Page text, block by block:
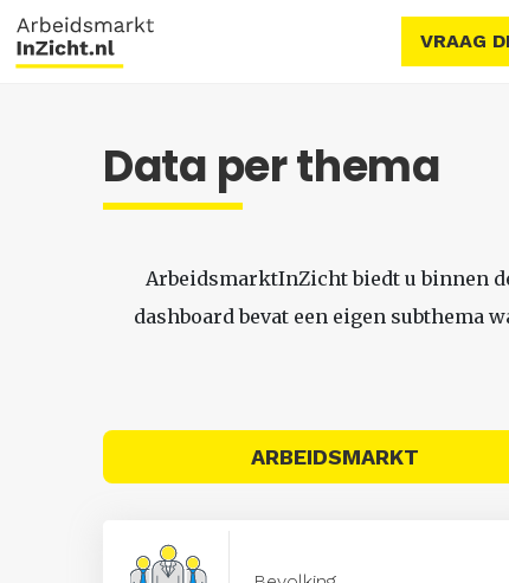
VRAAG
Data per thema
ArbeidsmarktInZicht biedt u binnen
dashboard bevat een eigen subthema
ARBEIDSMARKT